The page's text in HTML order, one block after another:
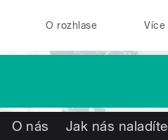
O rozhlase Více
O nás Jak nás naladíte